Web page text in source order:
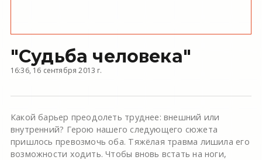
"Судьба человека"
16:36, 16 сентября 2013 г.
Какой барьер преодолеть труднее: внешний или
внутренний? Герою нашего следующего сюжета
пришлось превозмочь оба. Тяжёлая травма лишила его
возможности ходить. Чтобы вновь встать на ноги,